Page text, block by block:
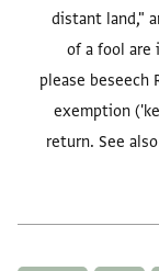
distant land,"
of a fool are
please beseech
exemption
return. See